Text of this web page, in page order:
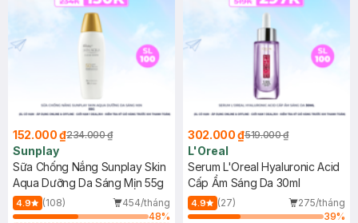
152.000 ₫234.000 ₫
Sunplay
Sữa Chống Nắng Sunplay Skin
Aqua Dưỡng Da Sáng Mịn 55g
4.9 (108)
454/tháng
48%
302.000 ₫519.000 ₫
L'Oreal
Serum L'Oreal Hyaluronic Acid
Cấp Ẩm Sáng Da 30ml
4.9 (27)
275/tháng
39%